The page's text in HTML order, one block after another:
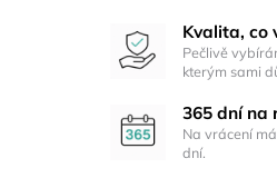
Kvalita, co
Pečlivě
kterým sami
365 dní na
Na vrácení
dní.